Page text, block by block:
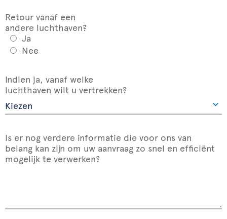
Retour vanaf een
andere luchthaven?
Ja
Nee
Indien ja, vanaf welke
luchthaven wilt u vertrekken?
Is er nog verdere informatie die voor ons van
belang kan zijn om uw aanvraag zo snel en efficiënt
mogelijk te verwerken?